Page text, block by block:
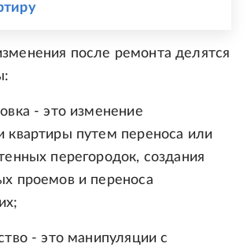
после ремонта делятся
- это изменение
квартиры путем переноса или
перегородок, создания
проемов и переноса
- это манипуляции с